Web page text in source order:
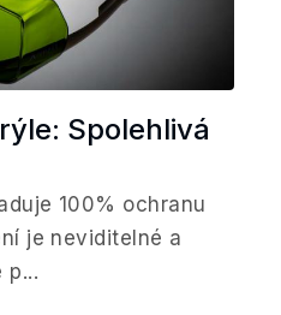
Spolehlivá
100% ochranu
je neviditelné a
p...